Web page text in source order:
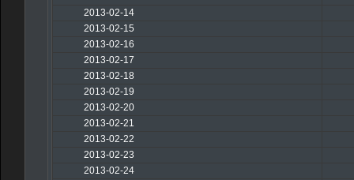
2013-02-14
2013-02-15
2013-02-16
2013-02-17
2013-02-18
2013-02-19
2013-02-20
2013-02-21
2013-02-22
2013-02-23
2013-02-24